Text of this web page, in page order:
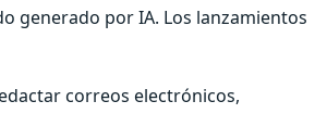
generado por IA. Los lanzamientos
correos electrónicos,